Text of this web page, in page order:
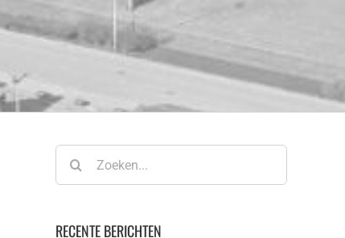
RECENTE BERICHTEN